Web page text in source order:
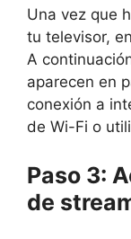
Una vez que
tu televisor,
A
aparecen en
conexión a
de Wi-Fi o
Paso 3:
de